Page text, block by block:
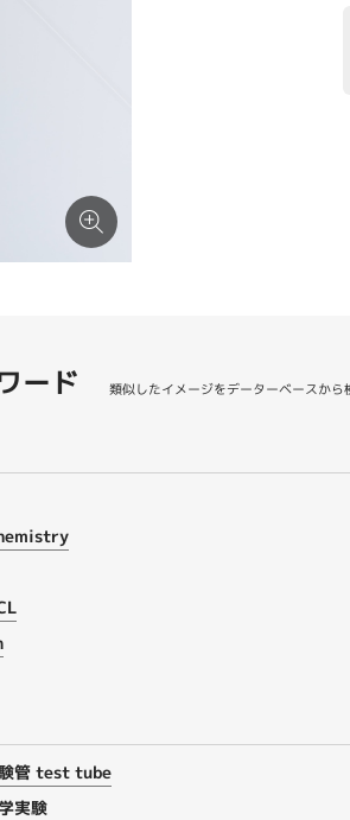
ード 類似したイメージをデーターベースから
管 test tube
実験